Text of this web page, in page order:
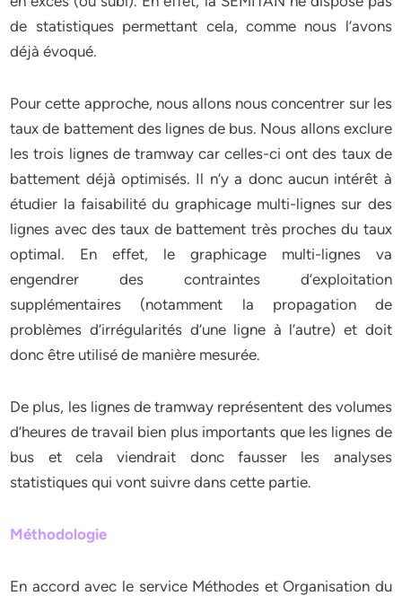
de statistiques permettant cela, comme nous l’avons
déjà évoqué.
Pour cette approche, nous allons nous concentrer sur les
taux de battement des lignes de bus. Nous allons exclure
les trois lignes de tramway car celles-ci ont des taux de
battement déjà optimisés. Il n’y a donc aucun intérêt à
étudier la faisabilité du graphicage multi-lignes sur des
lignes avec des taux de battement très proches du taux
optimal. En effet, le graphicage multi-lignes va
engendrer des contraintes d’exploitation
supplémentaires (notamment la propagation de
problèmes d’irrégularités d’une ligne à l’autre) et doit
donc être utilisé de manière mesurée.
De plus, les lignes de tramway représentent des volumes
d’heures de travail bien plus importants que les lignes de
bus et cela viendrait donc fausser les analyses
statistiques qui vont suivre dans cette partie.
Méthodologie
En accord avec le service Méthodes et Organisation du